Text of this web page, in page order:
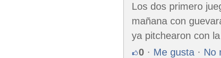
Los dos primero
mañana con
ya pitchearon con
0 · Me gusta · No